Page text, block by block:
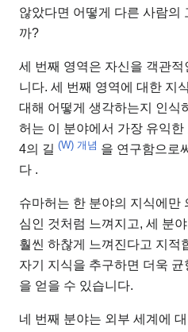
않았다면 어떻게 다른 사람의
까?
세 번째 영역은 자신을 객관
니다. 세 번째 영역에 대한 지
대해 어떻게 생각하는지 인식
허는 이 분야에서 가장 유익한
4의 길 (W) 개념 을 연구함으로
다 .
슈마허는 한 분야의 지식에만
심인 것처럼 느껴지고, 세 분
훨씬 하찮게 느껴진다고 지적
자기 지식을 추구하면 더욱
을 얻을 수 있습니다.
네 번째 분야는 외부 세계에